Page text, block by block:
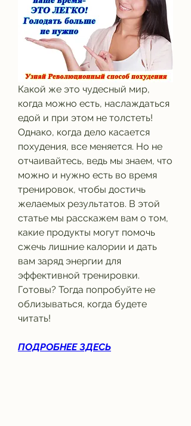
Какой же это чудесный мир,
когда можно есть, наслаждаться
едой и при этом не толстеть!
Однако, когда дело касается
похудения, все меняется. Но не
отчаивайтесь, ведь мы знаем, что
можно и нужно есть во время
тренировок, чтобы достичь
желаемых результатов. В этой
статье мы расскажем вам о том,
какие продукты могут помочь
сжечь лишние калории и дать
вам заряд энергии для
эффективной тренировки.
Готовы? Тогда попробуйте не
облизываться, когда будете
читать!
ПОДРОБНЕЕ ЗДЕСЬ